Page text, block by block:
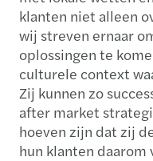
klanten niet alleen
wij streven ernaar
oplossingen te
culturele context
Zij kunnen zo
after market
hoeven zijn dat zij
hun klanten daarom